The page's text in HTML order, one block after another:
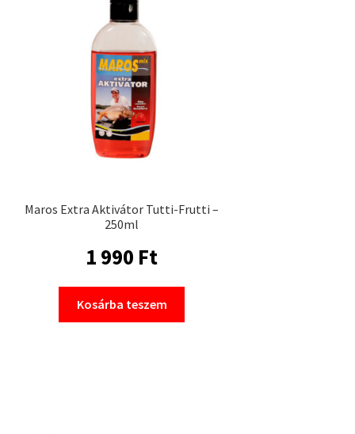
Maros Extra Aktivátor Tutti-Frutti –
250ml
1 990 Ft
Kosárba teszem